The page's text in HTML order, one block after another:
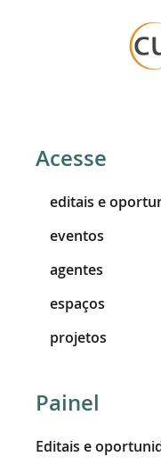
Acesse
editais e
eventos
agentes
espaços
projetos
Painel
Editais e